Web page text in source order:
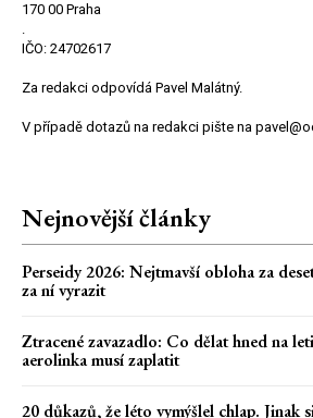
170 00 Praha
.
IČO: 24702617
Za redakci odpovídá Pavel Malátný.
V případě dotazů na redakci pište na
Nejnovější články
Perseidy 2026: Nejtmavší obloha za
za ní vyrazit
Ztracené zavazadlo: Co dělat hned na
aerolinka musí zaplatit
20 důkazů, že léto vymýšlel chlap. Jinak